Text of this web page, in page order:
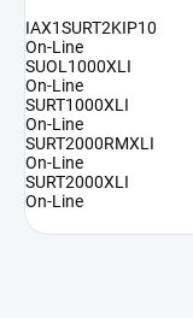
IAX1SURT2KIP10
On-Line
SUOL1000XLI
On-Line
SURT1000XLI
On-Line
SURT2000RMXLI
On-Line
SURT2000XLI
On-Line